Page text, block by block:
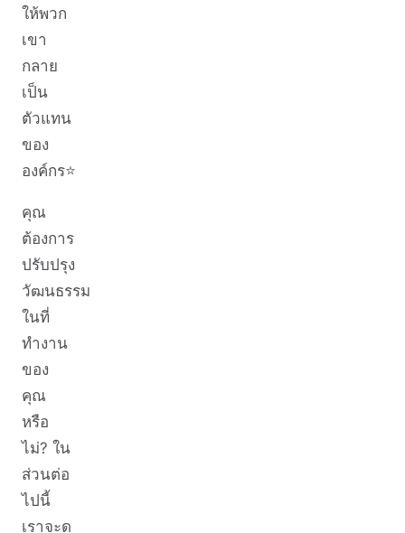
ให้พวก
เขา
กลาย
เป็น
ตัวแทน
ของ
องค์กร⭐️
คุณ
ต้องการ
ปรับปรุง
วัฒนธรรม
ในที่
ทำงาน
ของ
คุณ
หรือ
ไม่? ใน
ส่วนต่อ
ไปนี้
เราจะดู